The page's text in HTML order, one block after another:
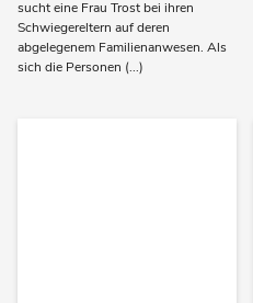
sucht eine Frau Trost bei ihren
Schwiegereltern auf deren
abgelegenem Familienanwesen. Als
sich die Personen (...)